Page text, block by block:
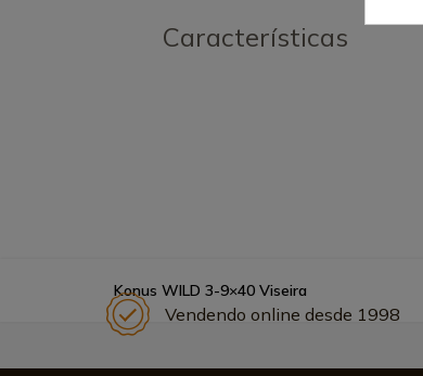
Características
Konus WILD 3-9×40 Viseira
Vendendo online desde 1998